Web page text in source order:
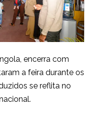
encerra com
a feira durante os
se reflita no